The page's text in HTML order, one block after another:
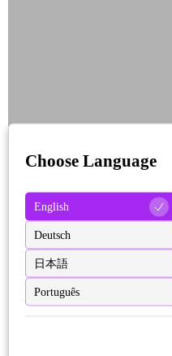
Choose Language
English
Deutsch
日本語
Português